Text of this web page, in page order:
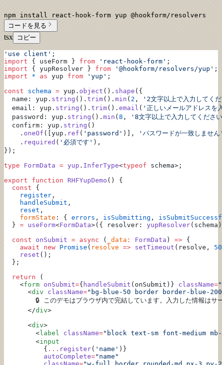
npm install react-hook-form yup @hookform/resolvers
コードを見る
tsx コピー
'use client' ;
import { useForm } from 'react-hook-form' ;
import { yupResolver } from '@hookform/resolvers/yup' ;
import * as yup from 'yup' ;
const schema = yup. object (). shape ({
  name: yup.
string (). trim(). min ( 2 ,
'2文字以上で入力してく
  email: yup.
string (). trim(). email ( '正しいメールアドレスを
  password: yup.
string (). min (8 ,
'8文字以上で入力してくださ
  confirm: yup.
string ()
    .
oneOf ([yup. ref ( 'password' )],
'パスワードが一致しませ
    .
required ( '必須です' ),
});
type FormData = yup . InferType<typeof schema>;
export function RHFYupDemo () {
  const
{
    register
,
    handleSubmit
,
    reset
,
    formState
: { errors , isSubmitting ,
  }
= useForm<FormData>({ resolver: yupResolver
  const
onSubmit = async ( _data : FormData ) => {
    await
new Promise ( resolve => setTimeout (resolve,
    reset
();
  };
  return
(
    <
form onSubmit={ handleSubmit (onSubmit)} className=
      <
div className="bg-blue-50 border border-blue-
🔒 このデモはブラウザ内で完結しています。入力した情報はサ
      </
div>
      <
div>
        <
label className="block text-sm font-medium
        <
input
          {
... register( 'name' )}
          autoComplete
="name"
          className
="w-full border rounded-md px-3